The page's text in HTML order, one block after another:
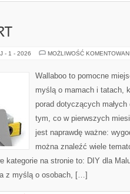
- 1 - 2026 MOŻLIWOŚĆ
Wallaboo to pomocne
myślą o mamach i tatach,
porad dotyczących
tym, co w pierwszych
jest naprawdę ważne:
można znaleźć wiele
kategorie na stronie to: DIY dla
z myślą o osobach, […]